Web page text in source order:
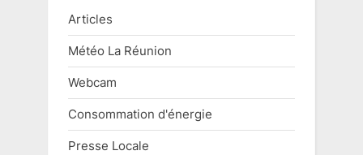
Articles
Météo La Réunion
Webcam
Consommation d'énergie
Presse Locale